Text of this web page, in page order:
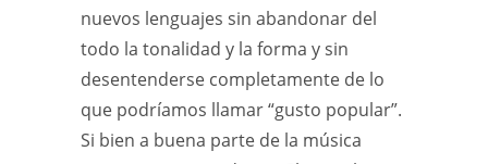
nuevos lenguajes sin abandonar del
todo la tonalidad y la forma y sin
desentenderse completamente de lo
que podríamos llamar “gusto popular”.
Si bien a buena parte de la música